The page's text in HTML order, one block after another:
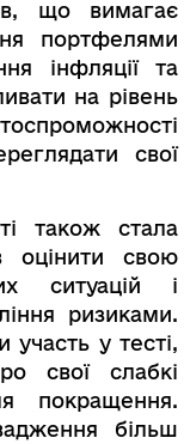
що вимагає
портфелями
інфляції та
на рівень
свої
стала
оцінити свою
ситуацій і
ризиками.
у тесті,
свої слабкі
покращення.
більш